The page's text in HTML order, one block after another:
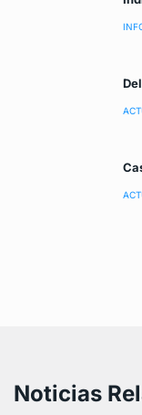
Noticias